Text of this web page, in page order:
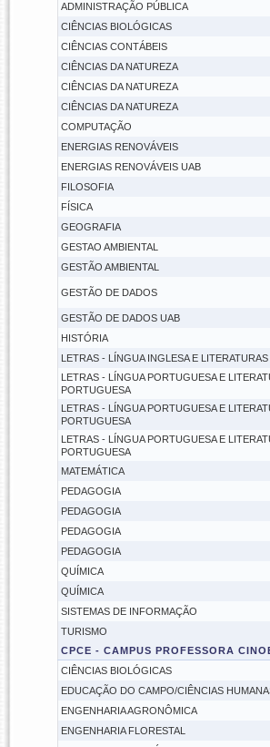
ADMINISTRAÇÃO PÚBLICA
CIÊNCIAS BIOLÓGICAS
CIÊNCIAS CONTÁBEIS
CIÊNCIAS DA NATUREZA
CIÊNCIAS DA NATUREZA
CIÊNCIAS DA NATUREZA
COMPUTAÇÃO
ENERGIAS RENOVÁVEIS
ENERGIAS RENOVÁVEIS UAB
FILOSOFIA
FÍSICA
GEOGRAFIA
GESTAO AMBIENTAL
GESTÃO AMBIENTAL
GESTÃO DE DADOS
GESTÃO DE DADOS UAB
HISTÓRIA
LETRAS - LÍNGUA INGLESA E
LETRAS - LÍNGUA PORTUGUESA E
PORTUGUESA
LETRAS - LÍNGUA PORTUGUESA E
PORTUGUESA
LETRAS - LÍNGUA PORTUGUESA E
PORTUGUESA
MATEMÁTICA
PEDAGOGIA
PEDAGOGIA
PEDAGOGIA
PEDAGOGIA
QUÍMICA
QUÍMICA
SISTEMAS DE INFORMAÇÃO
TURISMO
CPCE - CAMPUS PROFESSORA
CIÊNCIAS BIOLÓGICAS
EDUCAÇÃO DO CAMPO/CIÊNCIAS
ENGENHARIA AGRONÔMICA
ENGENHARIA FLORESTAL